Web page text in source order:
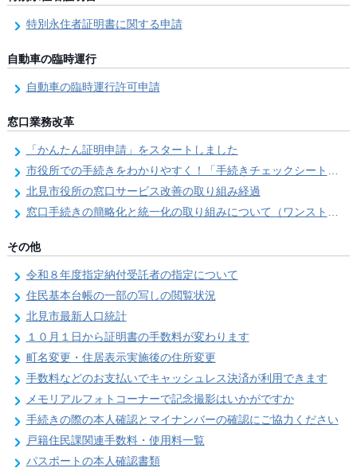
特別永住者証明書に関する申請
自動車の臨時運行
自動車の臨時運行許可申請
窓口業務改革
「かんたん証明申請」をスタートしました
市役所での手続きをわかりやすく！「手続きチェックシート」を導入しました
北見市役所の窓口サービス改善の取り組み経過
窓口手続きの簡略化と統一化の取り組みについて（ワンストップサービス推進事業）
その他
令和８年度指定納付受託者の指定について
住民基本台帳の一部の写しの閲覧状況
北見市最新人口統計
１０月１日から証明書の手数料が変わります
町名変更・住居表示実施後の住所変更
手数料などのお支払いでキャッシュレス決済が利用できます
メモリアルフォトコーナーで記念撮影はいかがですか
手続きの際の本人確認とマイナンバーの確認にご協力ください
戸籍住民課関連手数料・使用料一覧
パスポートの本人確認書類